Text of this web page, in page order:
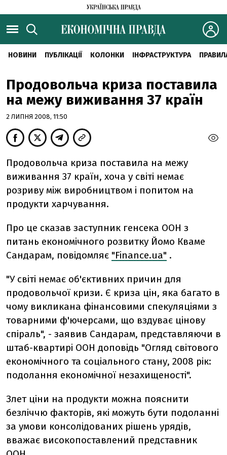
НОВИНИ ПУБЛІКАЦІЇ КОЛОНКИ ІНФРАСТРУКТУРА
Продовольча криза поставила
на межу виживання 37 країн
2 ЛИПНЯ 2008, 11:50
Продовольча криза поставила на межу
виживання 37 країн, хоча у світі немає
розриву між виробництвом і попитом на
продукти харчування.
Про це сказав заступник генсека ООН з
питань економічного розвитку Йомо Кваме
Сандарам, повідомляє "Finance.ua" .
"У світі немає об'єктивних причин для
продовольчої кризи. Є криза цін, яка багато в
чому викликана фінансовими спекуляціями з
товарними ф'ючерсами, що вздуває цінову
спіраль", - заявив Сандарам, представляючи в
штаб-квартирі ООН доповідь "Огляд світового
економічного та соціального стану, 2008 рік:
подолання економічної незахищеності".
Злет ціни на продукти можна пояснити
безліччю факторів, які можуть бути подоланні
за умови консолідованих рішень урядів,
вважає високопоставлений представник